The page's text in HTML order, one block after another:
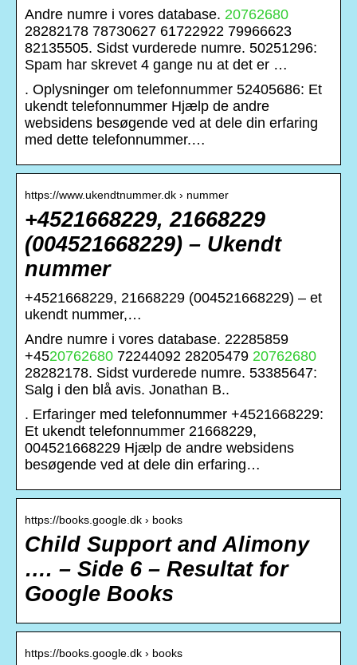
Andre numre i vores database. 20762680
28282178 78730627 61722922 79966623
82135505. Sidst vurderede numre. 50251296:
Spam har skrevet 4 gange nu at det er …
. Oplysninger om telefonnummer 52405686: Et
ukendt telefonnummer Hjælp de andre
websidens besøgende ved at dele din erfaring
med dette telefonnummer.…
https://www.ukendtnummer.dk › nummer
+4521668229, 21668229
(004521668229) – Ukendt
nummer
+4521668229, 21668229 (004521668229) – et
ukendt nummer,…
Andre numre i vores database. 22285859
+4520762680 72244092 28205479 20762680
28282178. Sidst vurderede numre. 53385647:
Salg i den blå avis. Jonathan B..
. Erfaringer med telefonnummer +4521668229:
Et ukendt telefonnummer 21668229,
004521668229 Hjælp de andre websidens
besøgende ved at dele din erfaring…
https://books.google.dk › books
Child Support and Alimony
…. – Side 6 – Resultat for
Google Books
https://books.google.dk › books